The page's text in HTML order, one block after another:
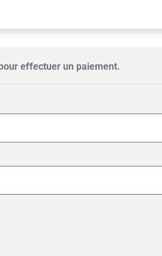
effectuer un paiement.